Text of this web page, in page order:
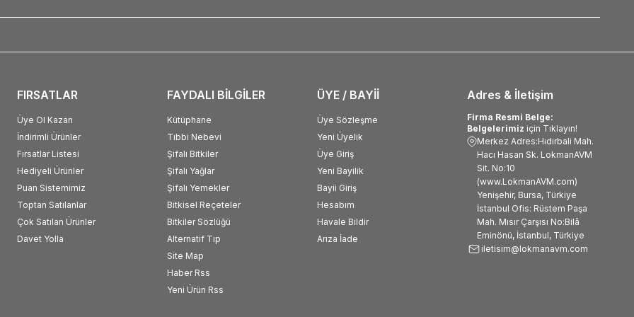
Adres & İletişim
Firma Resmi Belge:
Belgelerimiz için Tıklayın!
Merkez Adres:Hıdırbali Mah.
Hacı Hasan Sk. LokmanAVM
Sit. No:10
(www.LokmanAVM.com)
Yenişehir, Bursa, Türkiye
İstanbul Ofis: Rüstem Paşa
Mah. Mısır Çarşısı No:Bilâ
Eminönü, İstanbul, Türkiye
iletisim@lokmanavm.com
FIRSATLAR
Üye Ol Kazan
İndirimli Ürünler
Fırsatlar Listesi
Hediyeli Ürünler
Puan Sistemimiz
Toptan Satılanlar
Çok Satılan Ürünler
Davet Yolla
FAYDALI BİLGİLER
Kütüphane
Tıbbi Nebevi
Şifalı Bitkiler
Şifalı Yağlar
Şifalı Yemekler
Bitkisel Reçeteler
Bitkiler Sözlüğü
Alternatif Tıp
Site Map
Haber Rss
Yeni Ürün Rss
ÜYE / BAYİİ
Üye Sözleşme
Yeni Üyelik
Üye Giriş
Yeni Bayilik
Bayii Giriş
Hesabım
Havale Bildir
Arıza İade